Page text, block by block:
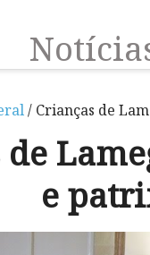
/ Crianças de
de
e